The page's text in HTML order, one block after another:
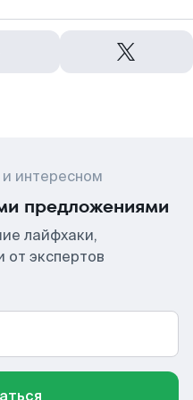
интересном
предложениями
лайфхаки,
экспертов